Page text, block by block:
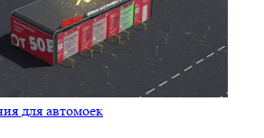
для автомоек